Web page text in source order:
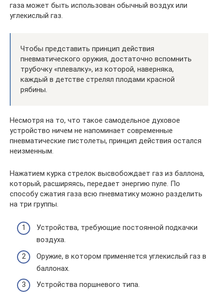
газа может быть использован обычный воздух или
углекислый газ.
Чтобы представить принцип действия
пневматического оружия, достаточно вспомнить
трубочку «плевалку», из которой, наверняка,
каждый в детстве стрелял плодами красной
рябины.
Несмотря на то, что такое самодельное духовое
устройство ничем не напоминает современные
пневматические пистолеты, принцип действия остался
неизменным.
Нажатием курка стрелок высвобождает газ из баллона,
который, расширяясь, передает энергию пуле. По
способу сжатия газа всю пневматику можно разделить
на три группы.
Устройства, требующие постоянной подкачки
воздуха.
Оружие, в котором применяется углекислый газ в
баллонах.
Устройства поршневого типа.